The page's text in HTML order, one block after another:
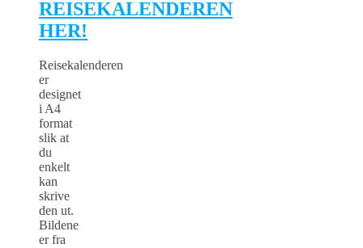
REISEKALENDEREN
HER!
Reisekalenderen
er
designet
i A4
format
slik at
du
enkelt
kan
skrive
den ut.
Bildene
er fra